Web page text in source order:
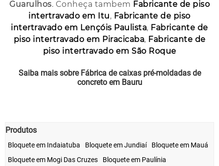
Guarulhos. Conheça tambem Fabricante de piso
intertravado em Itu, Fabricante de piso
intertravado em Lençóis Paulista, Fabricante de
piso intertravado em Piracicaba, Fabricante de
piso intertravado em São Roque
Saiba mais sobre Fábrica de caixas pré-moldadas de
concreto em Bauru
Produtos
Bloquete em Indaiatuba Bloquete em Jundiaí
Bloquete em Mauá
Bloquete em Mogi Das Cruzes
Bloquete em Paulínia